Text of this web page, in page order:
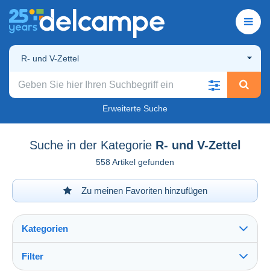
R- und V-Zettel
Erweiterte Suche
Suche in der Kategorie R- und V-Zettel
558 Artikel gefunden
Zu meinen Favoriten hinzufügen
Kategorien
Filter